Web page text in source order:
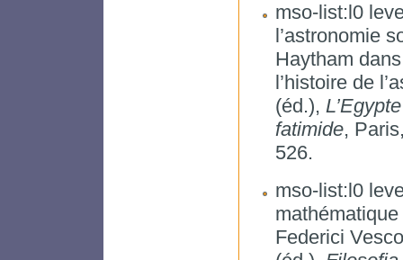
mso-list:l0
l’astronomie
Haytham dans
l’histoire de
(éd.), L’Egypte
fatimide,
526.
mso-list:l0
Federici